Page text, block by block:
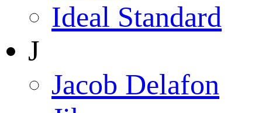
Ideal Standard
J
Jacob Delafon